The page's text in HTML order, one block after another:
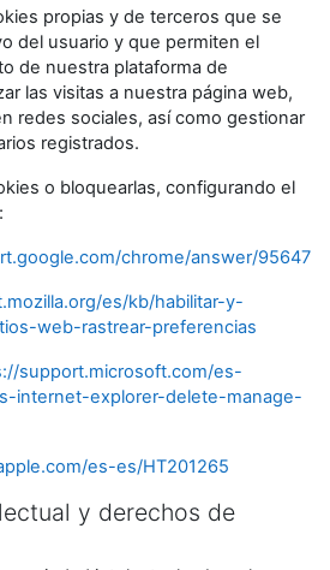
propias y de terceros que se
del usuario y que permiten el
de nuestra plataforma de
las visitas a nuestra página web,
redes sociales, así como gestionar
registrados.
o bloquearlas, configurando el
chrome/answer/95647
es/kb/habilitar-y-
web-rastrear-preferencias
support.microsoft.com/es-
internet-explorer-delete-manage-
es-es/HT201265
y derechos de